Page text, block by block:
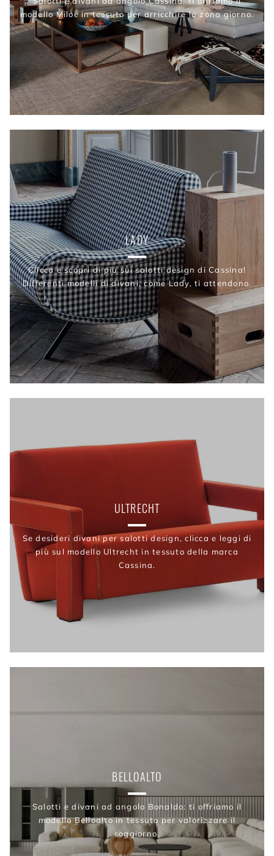
modello Miloe in tessuto per arricchire la zona giorno.
LADY
Clicca e scopri di più sui salotti design di Cassina!
Differenti modelli di divani, come Lady, ti attendono.
ULTRECHT
Se desideri divani per salotti design, clicca e leggi di
più sul modello Ultrecht in tessuto della marca
Cassina.
BELLOALTO
Salotti e divani ad angolo Bonaldo: ti offriamo il
modello Belloalto in tessuto per valorizzare il
soggiorno.